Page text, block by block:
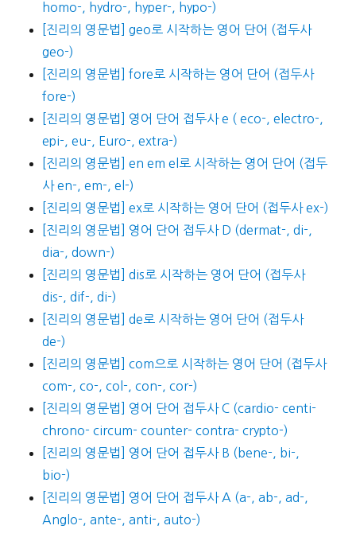
homo-, hydro-, hyper-, hypo-)
[진리의 영문법] geo로 시작하는 영어 단어 (접두사
geo-)
[진리의 영문법] fore로 시작하는 영어 단어 (접두사
fore-)
[진리의 영문법] 영어 단어 접두사 e ( eco-, electro-,
epi-, eu-, Euro-, extra-)
[진리의 영문법] en em el로 시작하는 영어 단어 (접두
사 en-, em-, el-)
[진리의 영문법] ex로 시작하는 영어 단어 (접두사 ex-)
[진리의 영문법] 영어 단어 접두사 D (dermat-, di-,
dia-, down-)
[진리의 영문법] dis로 시작하는 영어 단어 (접두사
dis-, dif-, di-)
[진리의 영문법] de로 시작하는 영어 단어 (접두사
de-)
[진리의 영문법] com으로 시작하는 영어 단어 (접두사
com-, co-, col-, con-, cor-)
[진리의 영문법] 영어 단어 접두사 C (cardio- centi-
chrono- circum- counter- contra- crypto-)
[진리의 영문법] 영어 단어 접두사 B (bene-, bi-,
bio-)
[진리의 영문법] 영어 단어 접두사 A (a-, ab-, ad-,
Anglo-, ante-, anti-, auto-)